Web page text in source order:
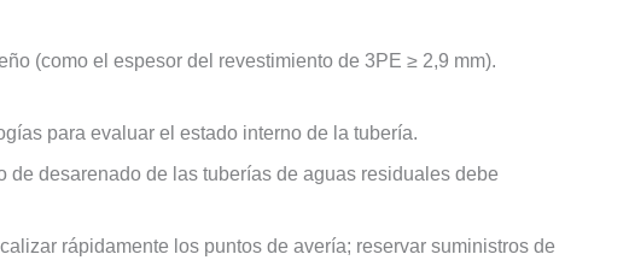
(como el espesor del revestimiento de 3PE ≥ 2,9 mm).
para evaluar el estado interno de la tubería.
desarenado de las tuberías de aguas residuales debe
rápidamente los puntos de avería; reservar suministros de